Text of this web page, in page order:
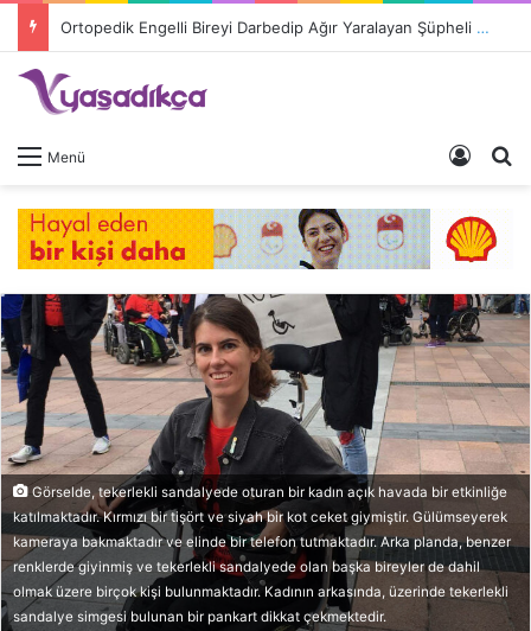
Ortopedik Engelli Bireyi Darbedip Ağır Yaralayan Şüpheli Tutuklandı
Menü Giriş
Görselde, tekerlekli sandalyede oturan bir kadın açık havada bir etkinliğe
katılmaktadır. Kırmızı bir tişört ve siyah bir kot ceket giymiştir. Gülümseyerek
kameraya bakmaktadır ve elinde bir telefon tutmaktadır. Arka planda, benzer
renklerde giyinmiş ve tekerlekli sandalyede olan başka bireyler de dahil
olmak üzere birçok kişi bulunmaktadır. Kadının arkasında, üzerinde tekerlekli
sandalye simgesi bulunan bir pankart dikkat çekmektedir.